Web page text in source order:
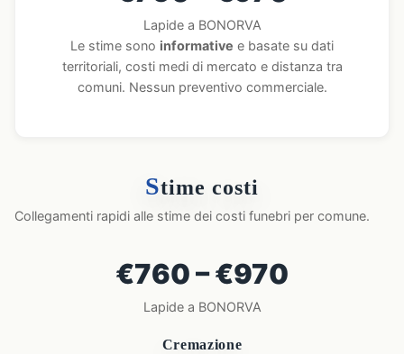
Lapide a BONORVA
Le stime sono informative e basate su dati
territoriali, costi medi di mercato e distanza tra
comuni. Nessun preventivo commerciale.
Stime costi
Collegamenti rapidi alle stime dei costi funebri per comune.
€760 – €970
Lapide a BONORVA
Cremazione